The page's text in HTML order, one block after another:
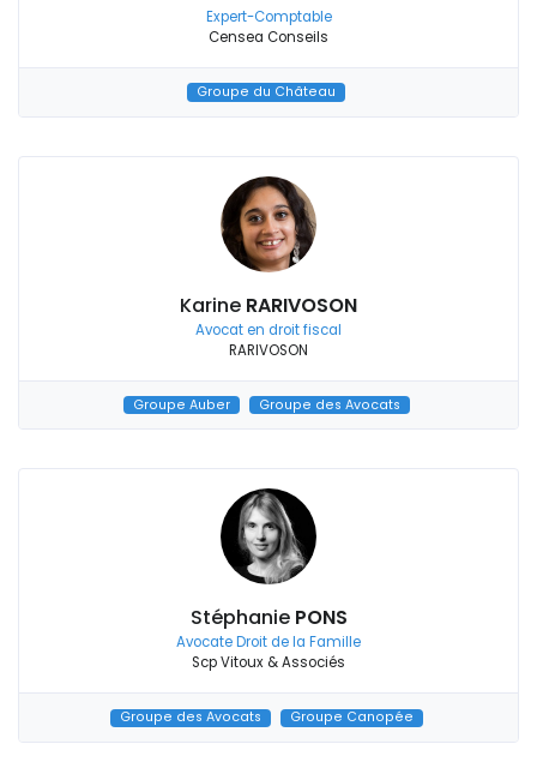
Expert-Comptable
Censea Conseils
Groupe du Château
Karine RARIVOSON
Avocat en droit fiscal
RARIVOSON
Groupe Auber Groupe des Avocats
Stéphanie PONS
Avocate Droit de la Famille
Scp Vitoux & Associés
Groupe des Avocats Groupe Canopée